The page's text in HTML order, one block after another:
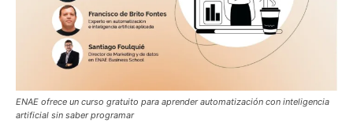
ENAE ofrece un curso gratuito para aprender automatización con inteligencia
artificial sin saber programar